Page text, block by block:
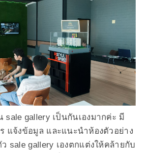
sale gallery เป็นกันเองมากค่ะ มี
แจ้งข้อมูล และแนะนำห้องตัวอย่าง
sale gallery เองตกแต่งให้คล้ายกับ